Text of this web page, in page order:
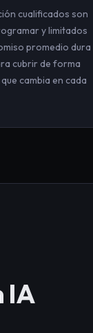
cualificados son
y limitados
promedio dura
cubrir de forma
cambia en cada
IA